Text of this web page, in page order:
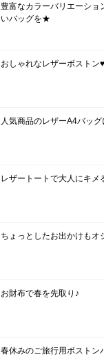
豊富なカラーバリエーショ
いバッグを★
おしゃれなレザーボストン♥
人気商品のレザーA4バッ
レザートートで大人にキ
ちょっとしたお出かけも
お財布で春を先取り♪
春休みのご旅行用ボストン